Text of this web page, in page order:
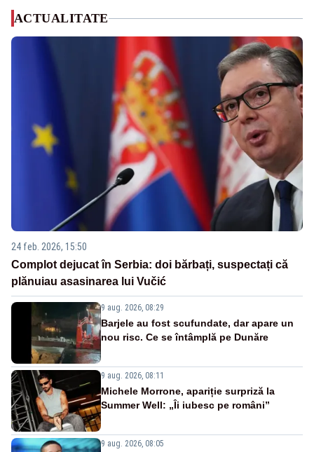
ACTUALITATE
24 feb. 2026, 15:50
Complot dejucat în Serbia: doi bărbați, suspectați că
plănuiau asasinarea lui Vučić
9 aug. 2026, 08:29
Barjele au fost scufundate, dar apare un
nou risc. Ce se întâmplă pe Dunăre
9 aug. 2026, 08:11
Michele Morrone, apariție surpriză la
Summer Well: „Îi iubesc pe români”
9 aug. 2026, 08:05